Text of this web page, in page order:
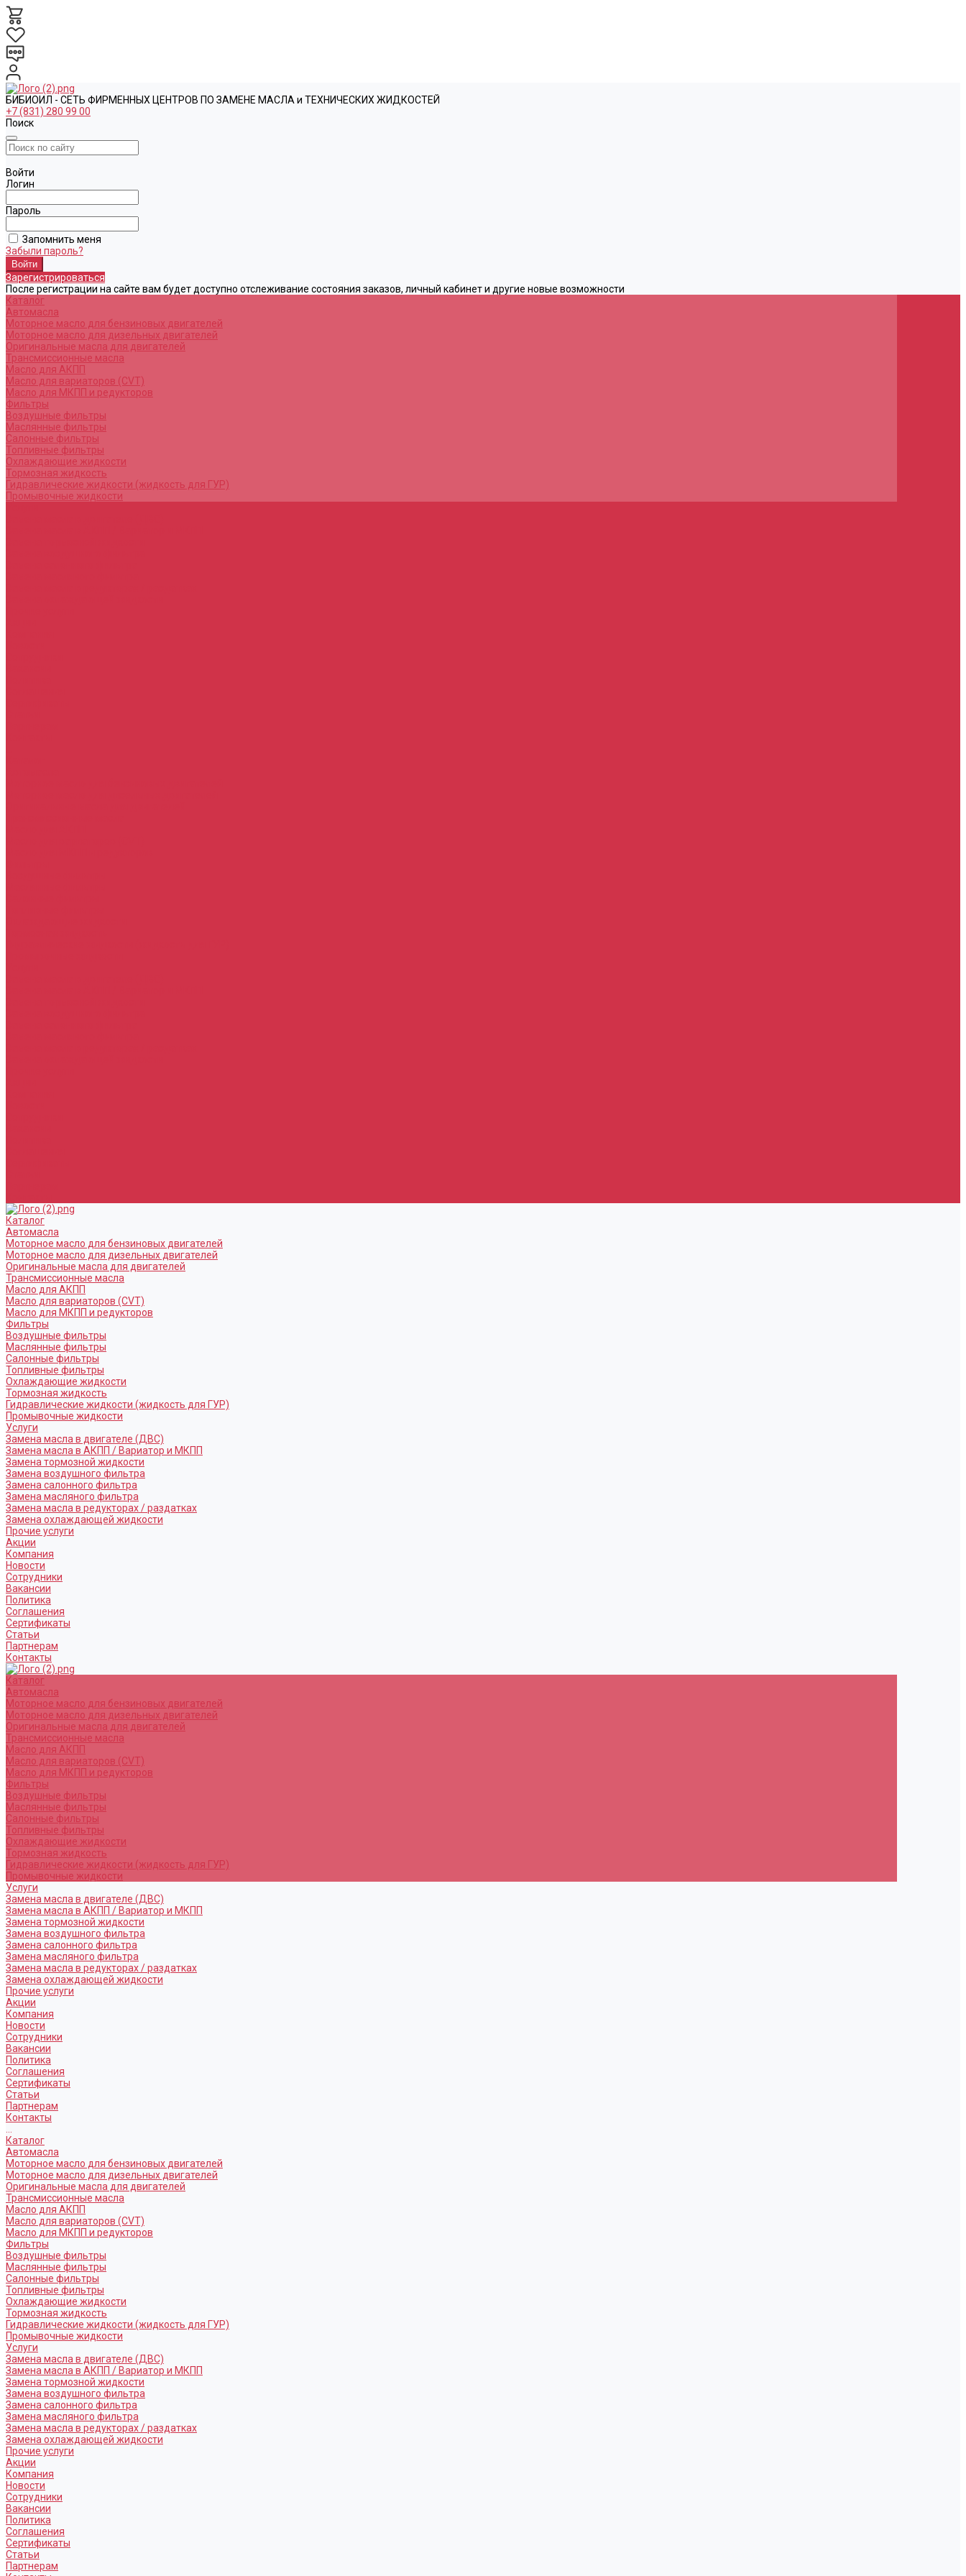
БИБИОИЛ - СЕТЬ ФИРМЕННЫХ ЦЕНТРОВ ПО ЗАМЕНЕ МАСЛА и ТЕХНИЧЕСКИХ ЖИДКОСТЕЙ
+7 (831) 280 99 00
Поиск
Войти
Логин
Пароль
Запомнить меня
Забыли пароль?
Зарегистрироваться
После регистрации на сайте вам будет доступно отслеживание состояния заказов, личный кабинет и другие новые возможности
Каталог
Автомасла
Моторное масло для бензиновых двигателей
Моторное масло для дизельных двигателей
Оригинальные масла для двигателей
Трансмиссионные масла
Масло для АКПП
Масло для вариаторов (CVT)
Масло для МКПП и редукторов
Фильтры
Воздушные фильтры
Маслянные фильтры
Салонные фильтры
Топливные фильтры
Охлаждающие жидкости
Тормозная жидкость
Гидравлические жидкости (жидкость для ГУР)
Промывочные жидкости
Каталог
Автомасла
Моторное масло для бензиновых двигателей
Моторное масло для дизельных двигателей
Оригинальные масла для двигателей
Трансмиссионные масла
Масло для АКПП
Масло для вариаторов (CVT)
Масло для МКПП и редукторов
Фильтры
Воздушные фильтры
Маслянные фильтры
Салонные фильтры
Топливные фильтры
Охлаждающие жидкости
Тормозная жидкость
Гидравлические жидкости (жидкость для ГУР)
Промывочные жидкости
Услуги
Замена масла в двигателе (ДВС)
Замена масла в АКПП / Вариатор и МКПП
Замена тормозной жидкости
Замена воздушного фильтра
Замена салонного фильтра
Замена масляного фильтра
Замена масла в редукторах / раздатках
Замена охлаждающей жидкости
Прочие услуги
Акции
Компания
Новости
Сотрудники
Вакансии
Политика
Соглашения
Сертификаты
Статьи
Партнерам
Контакты
Каталог
Автомасла
Моторное масло для бензиновых двигателей
Моторное масло для дизельных двигателей
Оригинальные масла для двигателей
Трансмиссионные масла
Масло для АКПП
Масло для вариаторов (CVT)
Масло для МКПП и редукторов
Фильтры
Воздушные фильтры
Маслянные фильтры
Салонные фильтры
Топливные фильтры
Охлаждающие жидкости
Тормозная жидкость
Гидравлические жидкости (жидкость для ГУР)
Промывочные жидкости
Услуги
Замена масла в двигателе (ДВС)
Замена масла в АКПП / Вариатор и МКПП
Замена тормозной жидкости
Замена воздушного фильтра
Замена салонного фильтра
Замена масляного фильтра
Замена масла в редукторах / раздатках
Замена охлаждающей жидкости
Прочие услуги
Акции
Компания
Новости
Сотрудники
Вакансии
Политика
Соглашения
Сертификаты
Статьи
Партнерам
Контакты
Каталог
Автомасла
Моторное масло для бензиновых двигателей
Моторное масло для дизельных двигателей
Оригинальные масла для двигателей
Трансмиссионные масла
Масло для АКПП
Масло для вариаторов (CVT)
Масло для МКПП и редукторов
Фильтры
Воздушные фильтры
Маслянные фильтры
Салонные фильтры
Топливные фильтры
Охлаждающие жидкости
Тормозная жидкость
Гидравлические жидкости (жидкость для ГУР)
Промывочные жидкости
Услуги
Замена масла в двигателе (ДВС)
Замена масла в АКПП / Вариатор и МКПП
Замена тормозной жидкости
Замена воздушного фильтра
Замена салонного фильтра
Замена масляного фильтра
Замена масла в редукторах / раздатках
Замена охлаждающей жидкости
Прочие услуги
Акции
Компания
Новости
Сотрудники
Вакансии
Политика
Соглашения
Сертификаты
Статьи
Партнерам